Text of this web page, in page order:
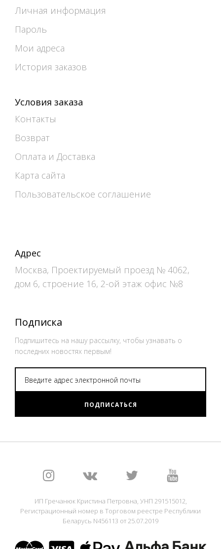
Личная информация
Пароль
Мои адреса
История заказов
Условия заказа
Контакты
Возврат
Оплата и Доставка
Карта сайта
Пользовательское соглашение
Адрес
Москва, Проектируемый проезд № 4062,
дом 6, строение 16, 2-ой этаж офис №8
Подписка
Подпишитесь на нашу рассылку, чтобы узнавать о
последних новостях первым!
ПОДПИСАТЬСЯ
ИП Гречанюк Кристина Петровна, УНП 291515012,
Регистрационный номер в Торговом реестре Республики
Беларусь N456113 от 25.07.2019